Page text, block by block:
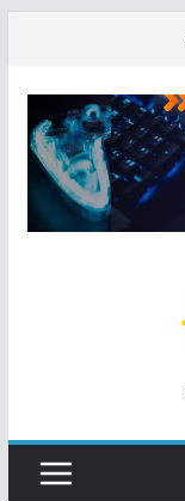
contenido